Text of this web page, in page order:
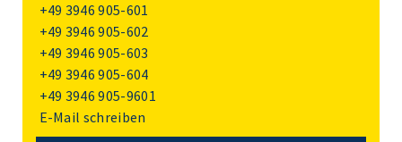
+49 3946 905-601
+49 3946 905-602
+49 3946 905-603
+49 3946 905-604
+49 3946 905-9601
E-Mail schreiben